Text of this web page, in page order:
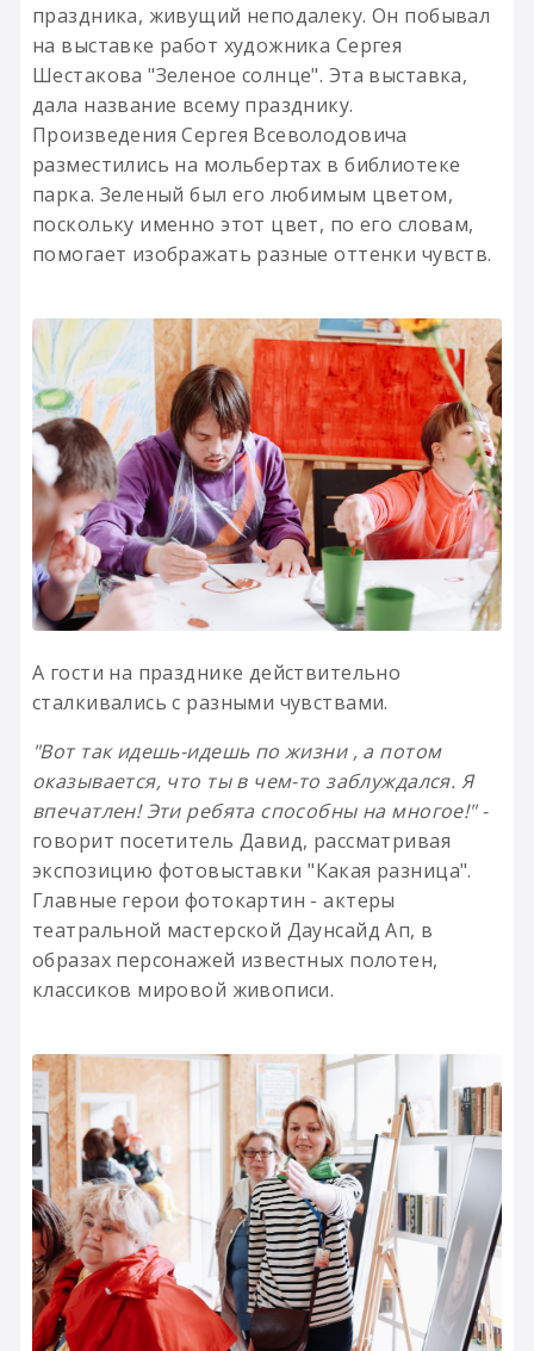
праздника, живущий неподалеку. Он побывал
на выставке работ художника Сергея
Шестакова "Зеленое солнце". Эта выставка,
дала название всему празднику.
Произведения Сергея Всеволодовича
разместились на мольбертах в библиотеке
парка. Зеленый был его любимым цветом,
поскольку именно этот цвет, по его словам,
помогает изображать разные оттенки чувств.
А гости на празднике действительно
сталкивались с разными чувствами.
"Вот так идешь-идешь по жизни , а потом
оказывается, что ты в чем-то заблуждался. Я
впечатлен! Эти ребята способны на многое!" -
говорит посетитель Давид, рассматривая
экспозицию фотовыставки "Какая разница".
Главные герои фотокартин - актеры
театральной мастерской Даунсайд Ап, в
образах персонажей известных полотен,
классиков мировой живописи.